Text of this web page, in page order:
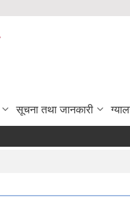
सूचना तथा जानकारी